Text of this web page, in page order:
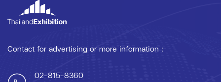
Contact for advertising or more information :
02-815-8360